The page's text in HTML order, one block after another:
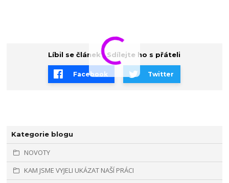
Kategorie blogu
NOVOTY
KAM JSME VYJELI UKÁZAT NAŠÍ PRÁCI
Líbil se článek? Sdílejte ho s přáteli
Facebook Twitter